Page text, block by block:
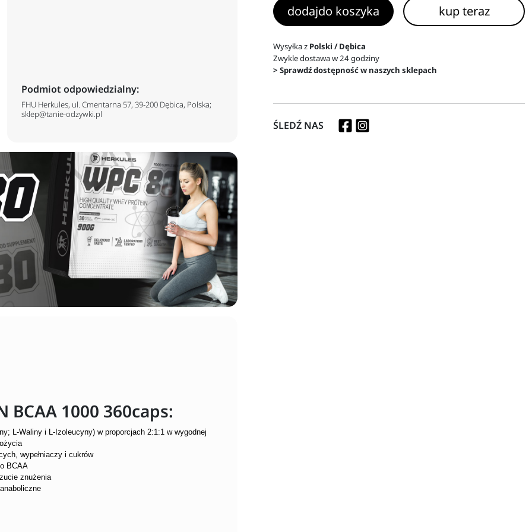
Podmiot odpowiedzialny:
FHU Herkules, ul. Cmentarna 57, 39-200 Dębica, Polska;
sklep@tanie-odzywki.pl
dodajdo koszyka kup teraz
Wysyłka z Polski / Dębica
Zwykle dostawa w 24 godziny
> Sprawdź dostępność w naszych sklepach
ŚLEDŹ NAS
BCAA 1000 360caps:
L-Waliny i L-Izoleucyny) w proporcjach 2:1:1 w wygodnej
wypełniaczy i cukrów
BCAA
znużenia